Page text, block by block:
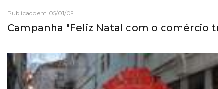
Publicado em 05/01/09
Campanha "Feliz Natal com o comércio